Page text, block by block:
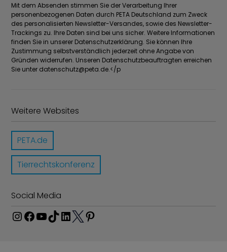
Mit dem Absenden stimmen Sie der Verarbeitung Ihrer
personenbezogenen Daten durch PETA Deutschland zum Zweck
des personalisierten Newsletter-Versandes, sowie des Newsletter-
Trackings zu. Ihre Daten sind bei uns sicher. Weitere Informationen
finden Sie in unserer Datenschutzerklärung. Sie können Ihre
Zustimmung selbstverständlich jederzeit ohne Angabe von
Gründen widerrufen. Unseren Datenschutzbeauftragten erreichen
Sie unter datenschutz@peta.de.</p
Weitere Websites
PETA.de
Tierrechtskonferenz
Social Media
I
F
Y
T
L